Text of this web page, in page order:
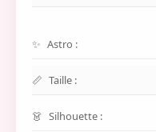
Astro :
Taille :
Silhouette :